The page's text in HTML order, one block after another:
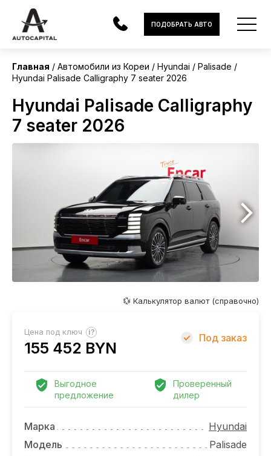
АВТОМОБИЛИ
ЭЛЕКТРОМОБИЛИ
В НАЛИЧИИ
ЛИЗИНГ
НОВОСТИ
ОТЗЫВЫ
О КОМПАНИИ
КОНТАКТЫ
ПОДОБРАТЬ АВТО
Главная Автомобили из Кореи Hyundai
Palisade
Hyundai Palisade Calligraphy 7 seater 2026
Hyundai Palisade Calligraphy
7 seater 2026
Корея
💱 Калькулятор валют (справочно)
Цена под ключ ?
155 452 BYN
Под заказ
Выгодное
предложение
Проверенный
дилер
Марка
Hyundai
Модель
Palisade